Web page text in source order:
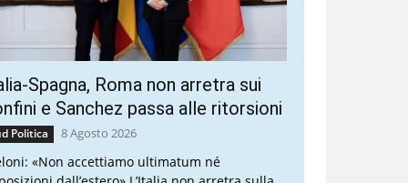
Spagna, Roma non arretra sui
e Sanchez passa alle ritorsioni
Politica 8 Agosto 2026
«Non accettiamo ultimatum né